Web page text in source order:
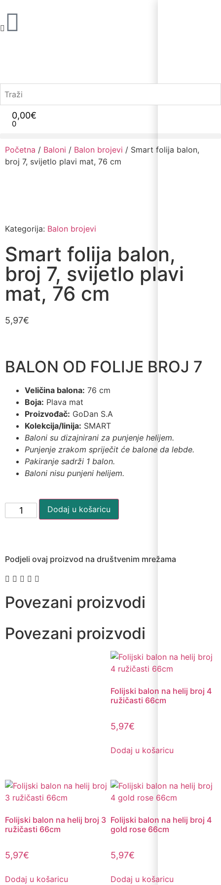
0,00€
0
Početna / Baloni / Balon brojevi / Smart folija balon,
broj 7, svijetlo plavi mat, 76 cm
Kategorija: Balon brojevi
Smart folija balon,
broj 7, svijetlo plavi
mat, 76 cm
5,97€
BALON OD FOLIJE BROJ 7
Veličina balona: 76 cm
Boja: Plava mat
Proizvođač: GoDan S.A
Kolekcija/linija: SMART
Baloni su dizajnirani za punjenje helijem.
Punjenje zrakom spriječit će balone da lebde.
Pakiranje sadrži 1 balon.
Baloni nisu punjeni helijem.
Dodaj u košaricu
Podjeli ovaj proizvod na društvenim mrežama
Povezani proizvodi
Povezani proizvodi
Folijski balon na helij broj 4
ružičasti 66cm
5,97€
Dodaj u košaricu
Folijski balon na helij broj 3
ružičasti 66cm
5,97€
Dodaj u košaricu
Folijski balon na helij broj 4
gold rose 66cm
5,97€
Dodaj u košaricu